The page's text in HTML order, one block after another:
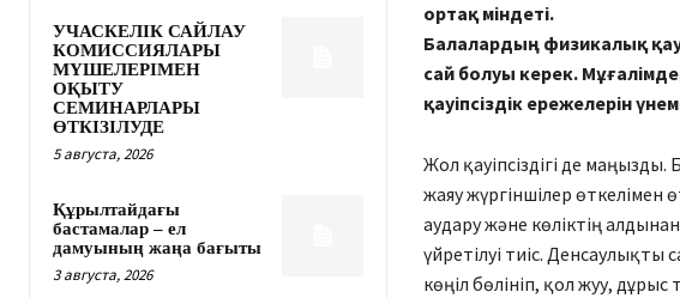
УЧАСКЕЛІК САЙЛАУ
КОМИССИЯЛАРЫ
МҮШЕЛЕРІМЕН
ОҚЫТУ
СЕМИНАРЛАРЫ
ӨТКІЗІЛУДЕ
5 августа, 2026
Құрылтайдағы
бастамалар – ел
дамуының жаңа бағыты
3 августа, 2026
ортақ міндеті.
Балалардың физикалық
сай болуы керек.
қауіпсіздік ережелерін
Жол қауіпсіздігі де
жаяу жүргіншілер өткелімен
аудару және көліктің
үйретілуі тиіс. Денсаулықты
көңіл бөлініп, қол жуу,